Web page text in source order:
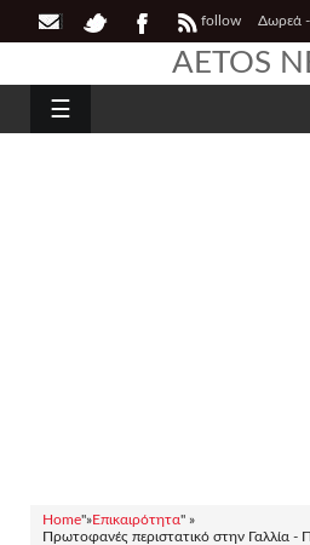
follow Δωρεά -
AETOS
☰
Home"»Επικαιρότητα" »
Πρωτοφανές περιστατικό στην Γαλλία -